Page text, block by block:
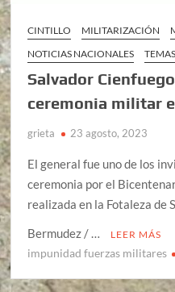
CINTILLO MILITARIZACIÓN
NOTICIAS NACIONALES
Salvador
ceremonia militar
grieta 23 agosto, 2023
El general fue uno de los
ceremonia por el
realizada en la Fotaleza de
Bermudez / …
LEER MÁS
impunidad fuerzas militares